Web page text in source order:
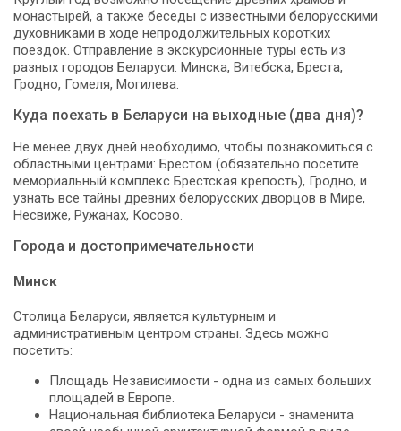
монастырей, а также беседы с известными белорусскими
духовниками в ходе непродолжительных коротких
поездок. Отправление в экскурсионные туры есть из
разных городов Беларуси: Минска, Витебска, Бреста,
Гродно, Гомеля, Могилева.
Куда поехать в Беларуси на выходные (два дня)?
Не менее двух дней необходимо, чтобы познакомиться с
областными центрами: Брестом (обязательно посетите
мемориальный комплекс Брестская крепость), Гродно, и
узнать все тайны древних белорусских дворцов в Мире,
Несвиже, Ружанах, Косово.
Города и достопримечательности
Минск
Столица Беларуси, является культурным и
административным центром страны. Здесь можно
посетить:
Площадь Независимости - одна из самых больших
площадей в Европе.
Национальная библиотека Беларуси - знаменита